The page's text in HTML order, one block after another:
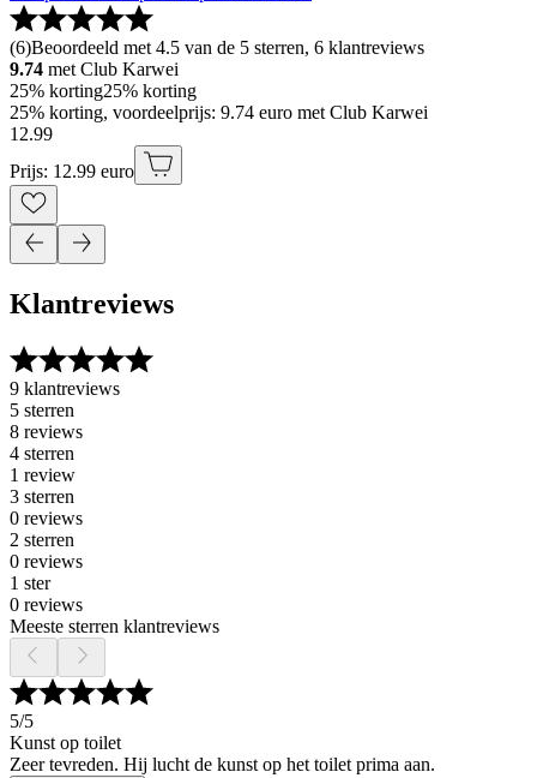
(6)Beoordeeld met 4.5 van de 5 sterren, 6 klantreviews
9.74 met Club Karwei
25% korting25% korting
25% korting, voordeelprijs: 9.74 euro met Club Karwei
12.99
Prijs: 12.99 euro
Klantreviews
9 klantreviews
5 sterren
8 reviews
4 sterren
1 review
3 sterren
0 reviews
2 sterren
0 reviews
1 ster
0 reviews
Meeste sterren klantreviews
5/5
Kunst op toilet
Zeer tevreden. Hij lucht de kunst op het toilet prima aan.